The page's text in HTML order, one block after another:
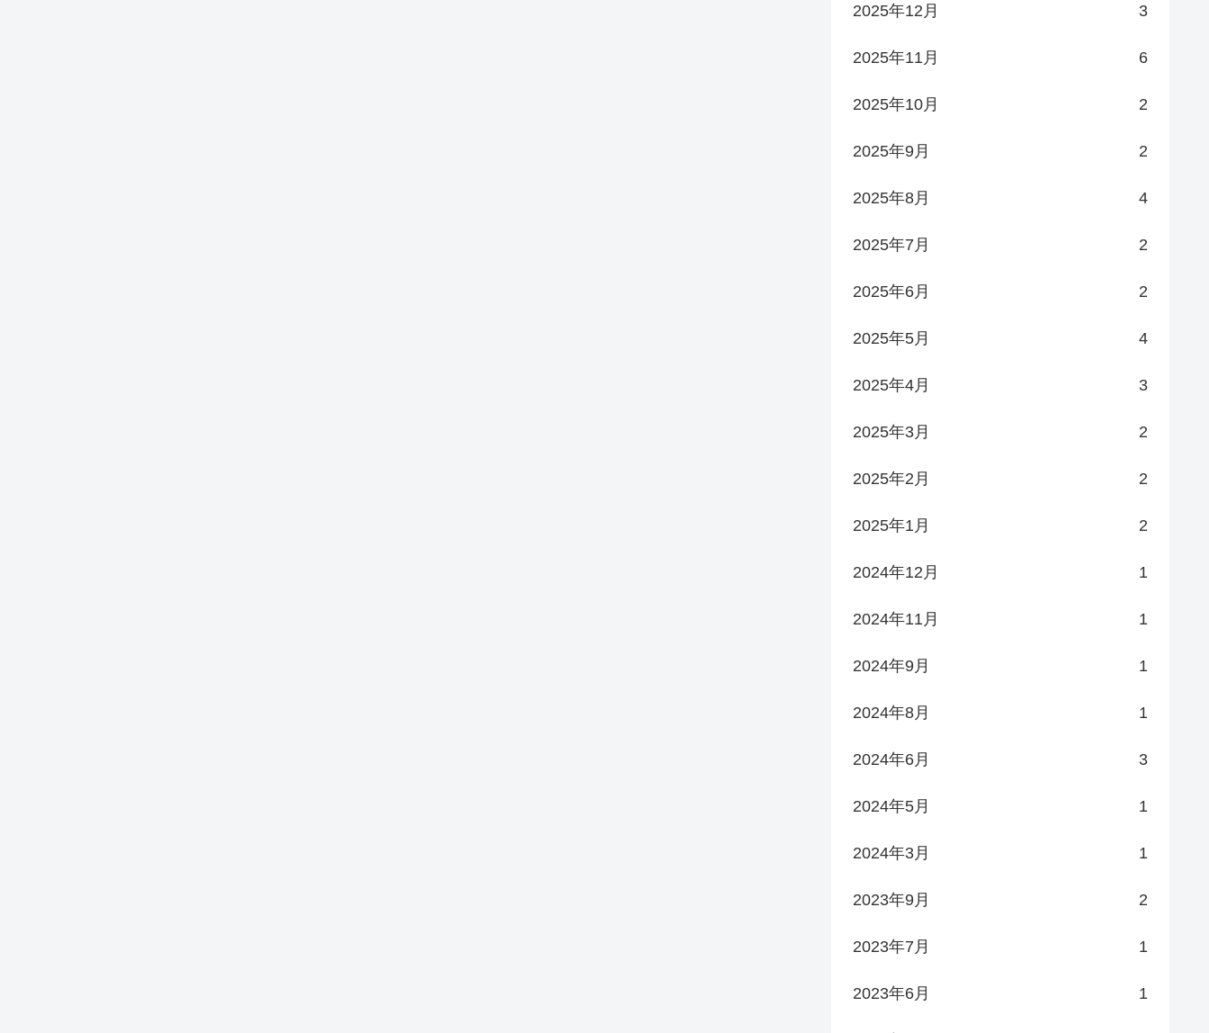
2025年12月 3
2025年11月 6
2025年10月 2
2025年9月 2
2025年8月 4
2025年7月 2
2025年6月 2
2025年5月 4
2025年4月 3
2025年3月 2
2025年2月 2
2025年1月 2
2024年12月 1
2024年11月 1
2024年9月 1
2024年8月 1
2024年6月 3
2024年5月 1
2024年3月 1
2023年9月 2
2023年7月 1
2023年6月 1